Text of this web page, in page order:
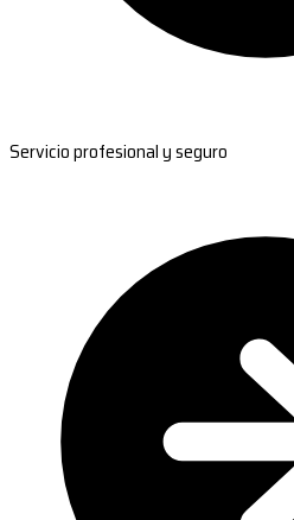
Servicio profesional y seguro